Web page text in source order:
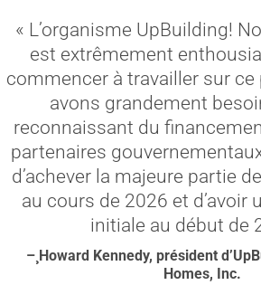
« L’organisme UpBuilding!
est extrêmement
commencer à travailler sur
avons grandement
reconnaissant du
partenaires
d’achever la majeure partie
au cours de 2026 et d’avoir
initiale au début de
–¸Howard Kennedy, président
Homes, Inc.